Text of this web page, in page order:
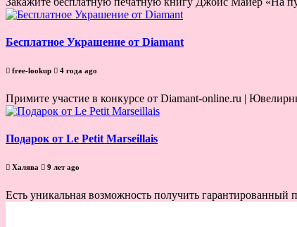
Бесплатное Украшение от Diamant
free-lookup 4 года ago
Примите участие в конкурсе от Diamant-online.ru |
Подарок от Le Petit Marseillais
Халява 9 лет ago
Есть уникальная возможность получить гарантированный